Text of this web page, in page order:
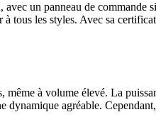
un panneau de commande
tous les styles. Avec sa
à volume élevé. La
dynamique agréable.